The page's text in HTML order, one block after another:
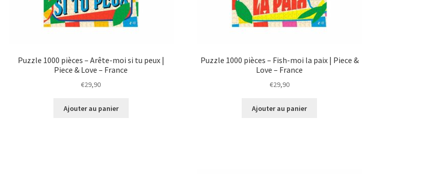
Puzzle 1000 pièces – Arête-moi si tu peux |
Piece & Love – France
€29,90
Ajouter au panier
Puzzle 1000 pièces – Fish-moi la paix | Piece &
Love – France
€29,90
Ajouter au panier